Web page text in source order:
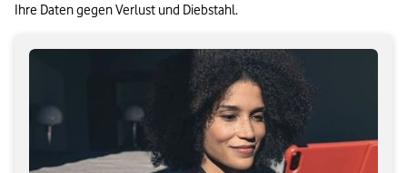
Ihre Daten gegen Verlust und Diebstahl.